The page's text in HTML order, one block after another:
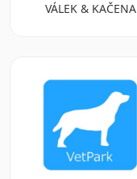
VÁLEK & KAČENA